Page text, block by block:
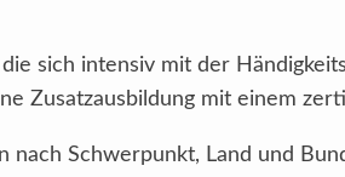
sich intensiv mit der
Zusatzausbildung mit einem
nach Schwerpunkt, Land und